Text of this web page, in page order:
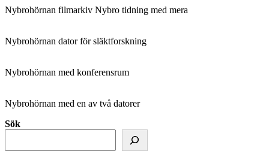
Nybrohörnan filmarkiv Nybro tidning med mera
Nybrohörnan dator för släktforskning
Nybrohörnan med konferensrum
Nybrohörnan med en av två datorer
Sök